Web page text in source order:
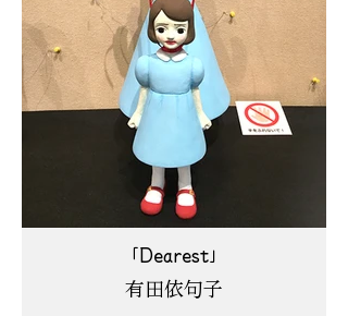
「Dearest」
有田依句子